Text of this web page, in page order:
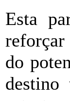
Esta
do
destino